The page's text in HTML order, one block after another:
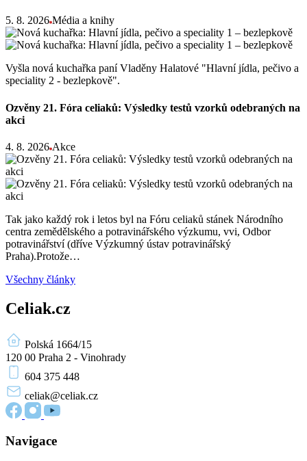
5. 8. 2026 Média a knihy
Vyšla nová kuchařka paní Vladěny Halatové "Hlavní jídla, pečivo a
speciality 2 - bezlepkově".
Ozvěny 21. Fóra celiaků: Výsledky testů vzorků odebraných na
akci
4. 8. 2026 Akce
Tak jako každý rok i letos byl na Fóru celiaků stánek Národního
centra zemědělského a potravinářského výzkumu, vvi, Odbor
potravinářství (dříve Výzkumný ústav potravinářský
Praha).Protože…
Všechny články
Celiak.cz
Polská 1664/15
120 00 Praha 2 - Vinohrady
604 375 448
celiak@celiak.cz
Navigace